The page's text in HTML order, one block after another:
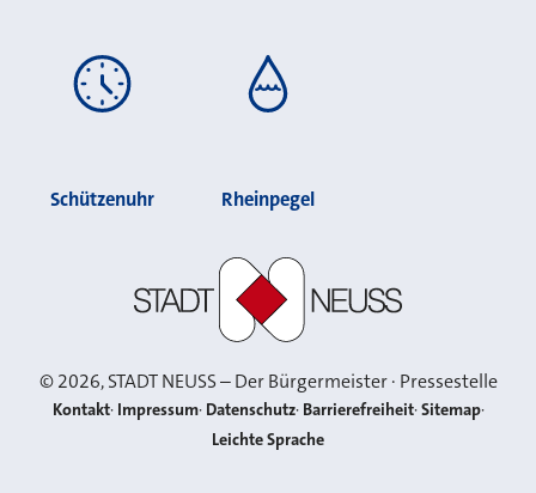
Schützenuhr Rheinpegel
©2026, STADT NEUSS – Der Bürgermeister · Pressestelle
Kontakt Impressum Datenschutz Barrierefreiheit Sitemap
Leichte Sprache